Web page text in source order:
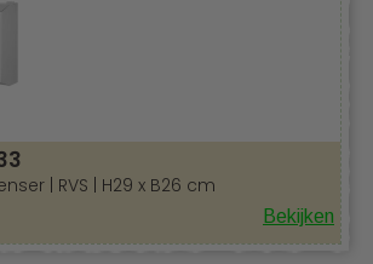
| RVS | H29 x B26 cm
Bekijken